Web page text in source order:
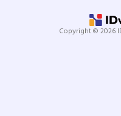
Copyright © 2026